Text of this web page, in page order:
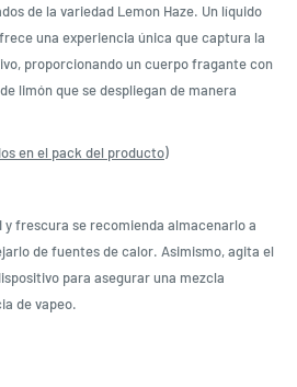
de la variedad Lemon Haze. Un líquido
una experiencia única que captura la
proporcionando un cuerpo fragante con
limón que se despliegan de manera
en el pack del producto)
frescura se recomienda almacenarlo a
de fuentes de calor. Asimismo, agita el
para asegurar una mezcla
de vapeo.